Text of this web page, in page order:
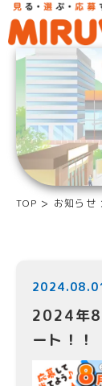
TOP お知らせ
2024年8
ート！！